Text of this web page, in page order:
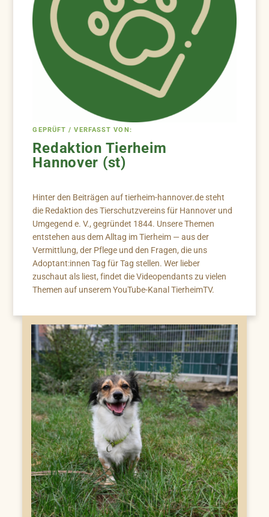
GEPRÜFT / VERFASST VON:
Redaktion Tierheim
Hannover (st)
Hinter den Beiträgen auf tierheim-hannover.de steht
die Redaktion des Tierschutzvereins für Hannover und
Umgegend e. V., gegründet 1844. Unsere Themen
entstehen aus dem Alltag im Tierheim — aus der
Vermittlung, der Pflege und den Fragen, die uns
Adoptant:innen Tag für Tag stellen. Wer lieber
zuschaut als liest, findet die Videopendants zu vielen
Themen auf unserem YouTube-Kanal TierheimTV.